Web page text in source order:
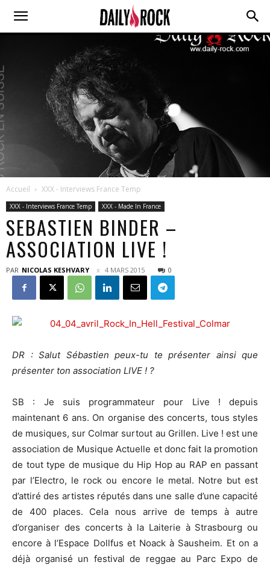
Accueil XXX - Interviews France Temp
XXX - Interviews France Temp XXX - Made In France
SEBASTIEN BINDER –
ASSOCIATION LIVE !
PAR NICOLAS KESHVARY 4 MARS 2015 0
DR : Salut Sébastien peux-tu te présenter ainsi que
présenter ton association LIVE ! ?
SB : Je suis programmateur pour Live ! depuis
maintenant 6 ans. On organise des concerts, tous styles
de musiques, sur Colmar surtout au Grillen. Live ! est une
association de Musique Actuelle et donc fait la promotion
de tout type de musique du Hip Hop au RAP en passant
par l’Electro, le rock ou encore le metal. Notre but est
d’attiré des artistes réputés dans une salle d’une capacité
de 400 places. Cela nous arrive de temps à autre
d’organiser des concerts à la Laiterie à Strasbourg ou
encore à l’Espace Dollfus et Noack à Sausheim. Et on a
déjà organisé un festival de reggae au Parc Expo de